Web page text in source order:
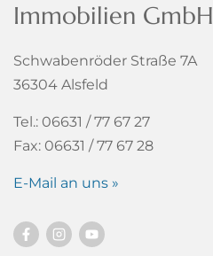
Immobilien GmbH
Schwabenröder Straße 7A
36304 Alsfeld
Tel.: 06631 / 77 67 27
Fax: 06631 / 77 67 28
E-Mail an uns »